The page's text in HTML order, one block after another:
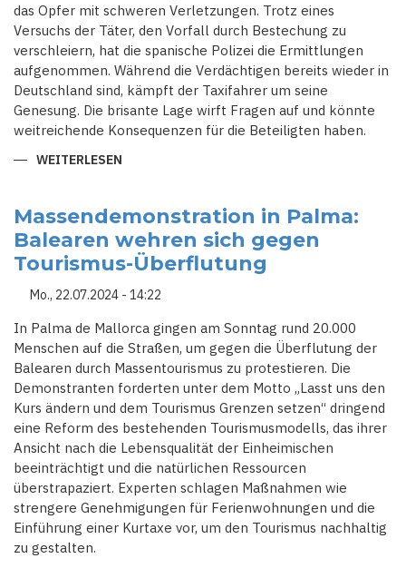
das Opfer mit schweren Verletzungen. Trotz eines
Versuchs der Täter, den Vorfall durch Bestechung zu
verschleiern, hat die spanische Polizei die Ermittlungen
aufgenommen. Während die Verdächtigen bereits wieder in
Deutschland sind, kämpft der Taxifahrer um seine
Genesung. Die brisante Lage wirft Fragen auf und könnte
weitreichende Konsequenzen für die Beteiligten haben.
WEITERLESEN
BEAMTE
IN
BRUTALEN
ANGRIFF
AUF
TAXIFAHRER
VERWICKELT
Massendemonstration in Palma:
Balearen wehren sich gegen
Tourismus-Überflutung
Mo., 22.07.2024 - 14:22
In Palma de Mallorca gingen am Sonntag rund 20.000
Menschen auf die Straßen, um gegen die Überflutung der
Balearen durch Massentourismus zu protestieren. Die
Demonstranten forderten unter dem Motto „Lasst uns den
Kurs ändern und dem Tourismus Grenzen setzen“ dringend
eine Reform des bestehenden Tourismusmodells, das ihrer
Ansicht nach die Lebensqualität der Einheimischen
beeinträchtigt und die natürlichen Ressourcen
überstrapaziert. Experten schlagen Maßnahmen wie
strengere Genehmigungen für Ferienwohnungen und die
Einführung einer Kurtaxe vor, um den Tourismus nachhaltig
zu gestalten.